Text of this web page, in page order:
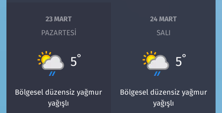
23 MART
PAZARTESI
5°
Bölgesel düzensiz yağmur
yağışlı
24 MART
SALI
5°
Bölgesel düzensiz yağmur
yağışlı